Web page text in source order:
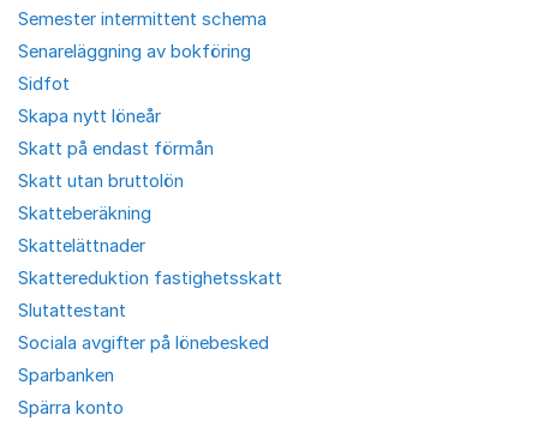
Semester intermittent schema
Senareläggning av bokföring
Sidfot
Skapa nytt löneår
Skatt på endast förmån
Skatt utan bruttolön
Skatteberäkning
Skattelättnader
Skattereduktion fastighetsskatt
Slutattestant
Sociala avgifter på lönebesked
Sparbanken
Spärra konto